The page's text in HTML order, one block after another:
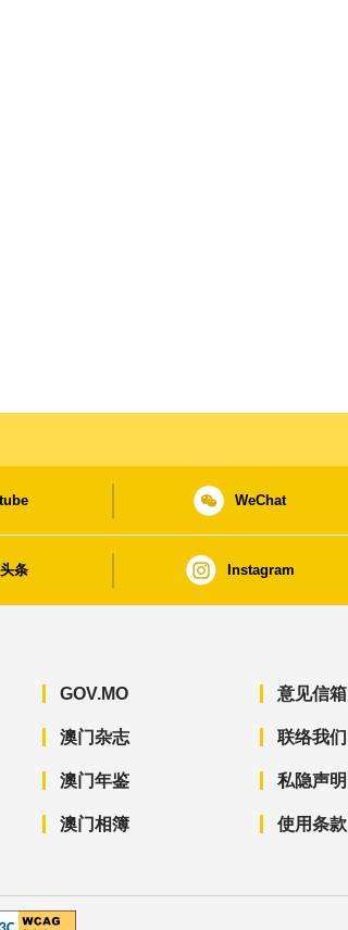
WeChat
条 Instagram
GOV.MO
澳门杂志
澳门年鉴
澳门相簿
意见信箱
联络我们
私隐声明
使用条款